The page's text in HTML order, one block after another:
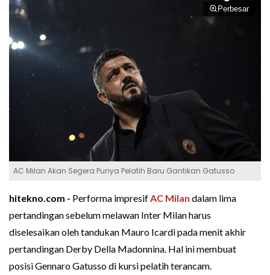
Perbesar
AC Milan Akan Segera Punya Pelatih Baru Gantikan Gatusso
hitekno.com - Performa impresifAC Milan dalam lima
pertandingan sebelum melawan Inter Milan harus
diselesaikan oleh tandukan Mauro Icardi pada menit akhir
pertandingan Derby Della Madonnina. Hal ini membuat
posisi Gennaro Gatusso di kursi pelatih terancam.